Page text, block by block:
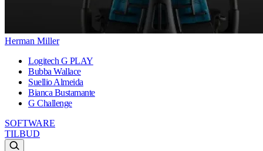
Herman Miller
Logitech G PLAY
Bubba Wallace
Suellio Almeida
Bianca Bustamante
G Challenge
SOFTWARE
TILBUD